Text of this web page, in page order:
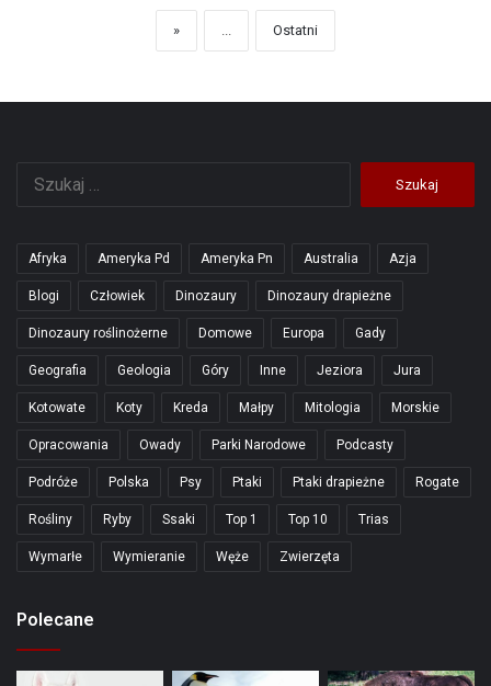
» ... Ostatni
Afryka Ameryka Pd Ameryka Pn Australia Azja
Blogi Człowiek Dinozaury Dinozaury drapieżne
Dinozaury roślinożerne Domowe Europa Gady
Geografia Geologia Góry Inne Jeziora Jura
Kotowate Koty Kreda Małpy Mitologia Morskie
Opracowania Owady Parki Narodowe Podcasty
Podróże Polska Psy Ptaki Ptaki drapieżne Rogate
Rośliny Ryby Ssaki Top 1 Top 10 Trias
Wymarłe Wymieranie Węże Zwierzęta
Polecane